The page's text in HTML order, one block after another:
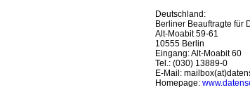
Deutschland:
Berliner Beauftragte für
Alt-Moabit 59-61
10555 Berlin
Eingang: Alt-Moabit 60
Tel.: (030) 13889-0
E-Mail:
Homepage: